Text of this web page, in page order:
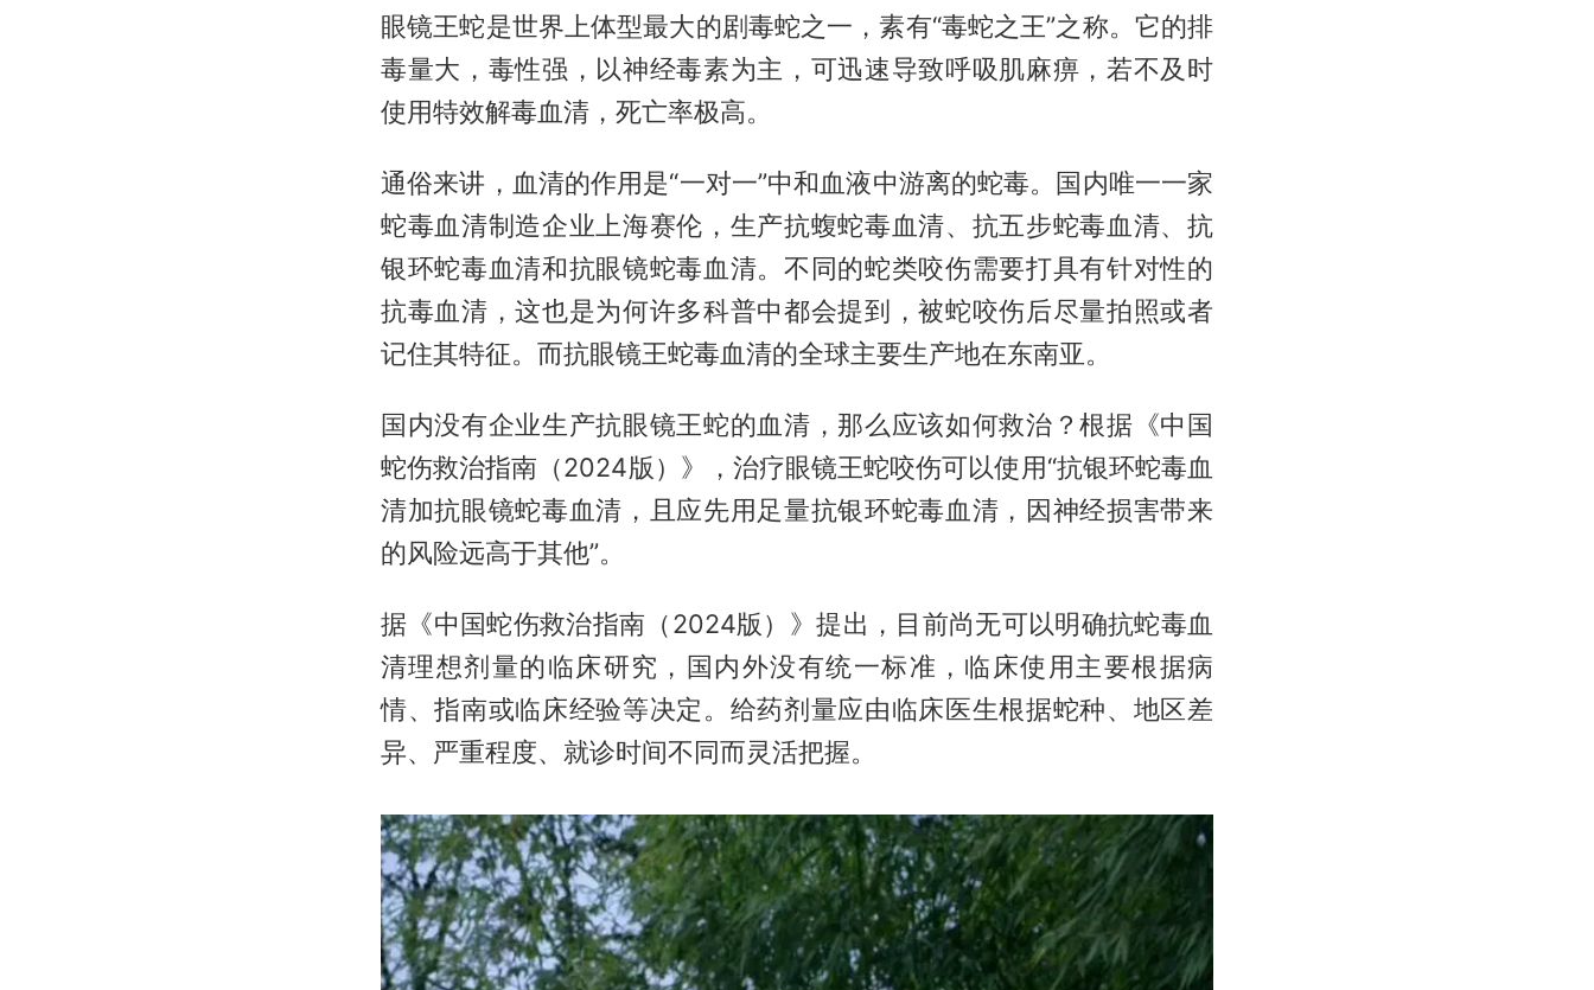
眼镜王蛇是世界上体型最大的剧毒蛇之一，素有“毒蛇之王”之称。它的排
毒量大，毒性强，以神经毒素为主，可迅速导致呼吸肌麻痹，若不及时
使用特效解毒血清，死亡率极高。
通俗来讲，血清的作用是“一对一”中和血液中游离的蛇毒。国内唯一一家
蛇毒血清制造企业上海赛伦，生产抗蝮蛇毒血清、抗五步蛇毒血清、抗
银环蛇毒血清和抗眼镜蛇毒血清。不同的蛇类咬伤需要打具有针对性的
抗毒血清，这也是为何许多科普中都会提到，被蛇咬伤后尽量拍照或者
记住其特征。而抗眼镜王蛇毒血清的全球主要生产地在东南亚。
国内没有企业生产抗眼镜王蛇的血清，那么应该如何救治？根据《中国
蛇伤救治指南（2024版）》，治疗眼镜王蛇咬伤可以使用“抗银环蛇毒血
清加抗眼镜蛇毒血清，且应先用足量抗银环蛇毒血清，因神经损害带来
的风险远高于其他”。
据《中国蛇伤救治指南（2024版）》提出，目前尚无可以明确抗蛇毒血
清理想剂量的临床研究，国内外没有统一标准，临床使用主要根据病
情、指南或临床经验等决定。给药剂量应由临床医生根据蛇种、地区差
异、严重程度、就诊时间不同而灵活把握。